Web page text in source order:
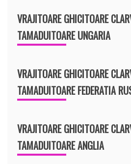
VRAJITOARE GHICITOARE
TAMADUITOARE UNGARIA
VRAJITOARE GHICITOARE
TAMADUITOARE FEDERATIA
VRAJITOARE GHICITOARE
TAMADUITOARE ANGLIA